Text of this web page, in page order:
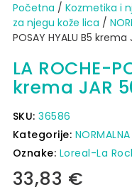
Početna / Kozmetika i
za njegu kože lica /
POSAY HYALU B5 krema
LA ROCHE-
krema JAR
SKU:36586
Kategorije:
Oznake: Loreal-La
33,83 €